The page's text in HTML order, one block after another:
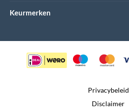
Keurmerken
Privacybeleid
Disclaimer